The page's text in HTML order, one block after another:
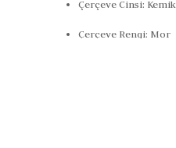
Çerçeve Cinsi: Kemik
Çerçeve Rengi: Mor